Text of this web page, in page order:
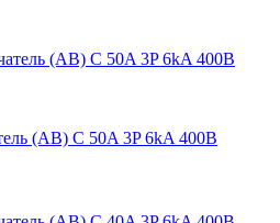
(АВ) C 50A 3P 6kA 400В